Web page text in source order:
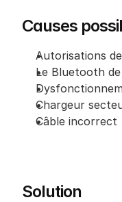
Causes
Autorisations
Le Bluetooth
Chargeur
Câble incorrect
Solution